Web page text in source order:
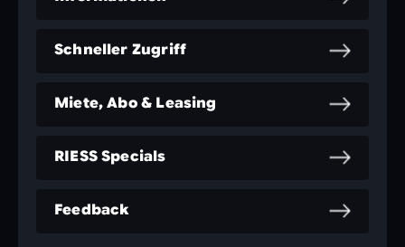
Schneller Zugriff
Miete, Abo & Leasing
RIESS Specials
Feedback